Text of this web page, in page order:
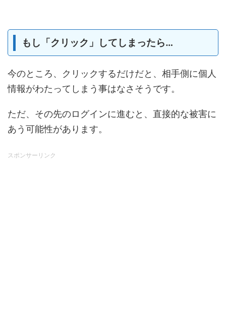
もし「クリック」してしまったら…
今のところ、クリックするだけだと、相手側に個人
情報がわたってしまう事はなさそうです。
ただ、その先のログインに進むと、直接的な被害に
あう可能性があります。
スポンサーリンク